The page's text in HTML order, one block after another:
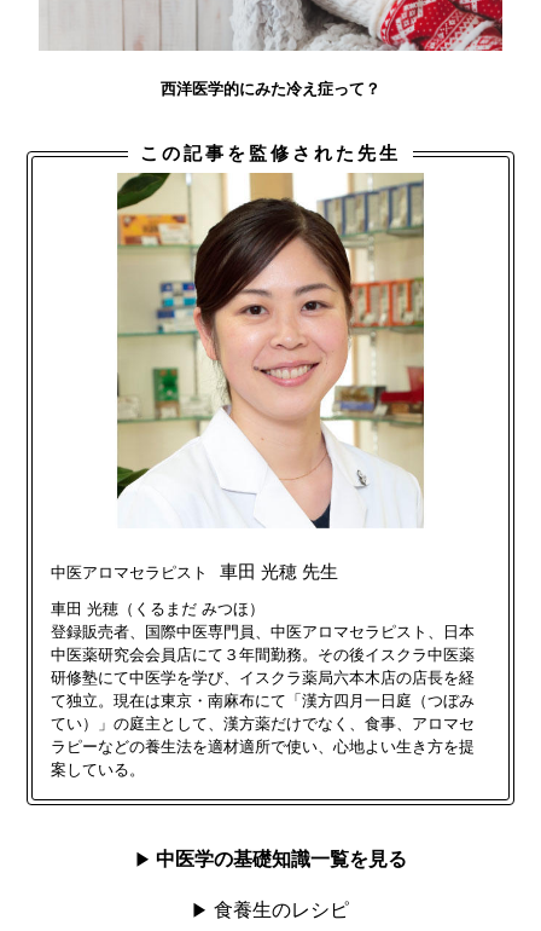
西洋医学的にみた冷え症って？
この記事を監修された先生
中医アロマセラピスト 車田 光穂 先生
車田 光穂（くるまだ みつほ）
登録販売者、国際中医専門員、中医アロマセラピスト、日本
中医薬研究会会員店にて３年間勤務。その後イスクラ中医薬
研修塾にて中医学を学び、イスクラ薬局六本木店の店長を経
て独立。現在は東京・南麻布にて「漢方四月一日庭（つぼみ
てい）」の庭主として、漢方薬だけでなく、食事、アロマセ
ラピーなどの養生法を適材適所で使い、心地よい生き方を提
案している。
中医学の基礎知識一覧を見る
食養生のレシピ